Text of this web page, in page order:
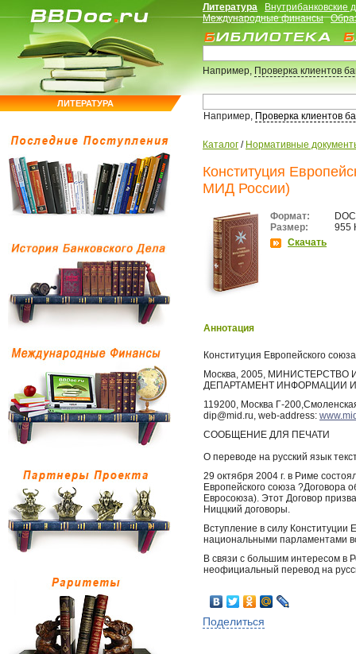
ЛИТЕРАТУРА
Литература
Внутрибанковские
Международные финансы
Например,Проверка клиентов
Например, Проверка клиентов
Каталог / Нормативные
Конституция
МИД России)
Формат:
DOC
Размер:
955
Скачать
Аннотация
Конституция Европейского
Москва, 2005,
ДЕПАРТАМЕНТ ИНФОРМАЦИИ
119200, Москва Г-
dip@mid.ru, web-address:
СООБЩЕНИЕ ДЛЯ ПЕЧАТИ
О переводе на русский язык
29 октября 2004 г. в Риме
Европейского союза ?Договора
Евросоюза). Этот Договор
Ниццкий договоры.
Вступление в силу
национальными парламентами
В связи с большим интересом в
неофициальный перевод на
Поделиться